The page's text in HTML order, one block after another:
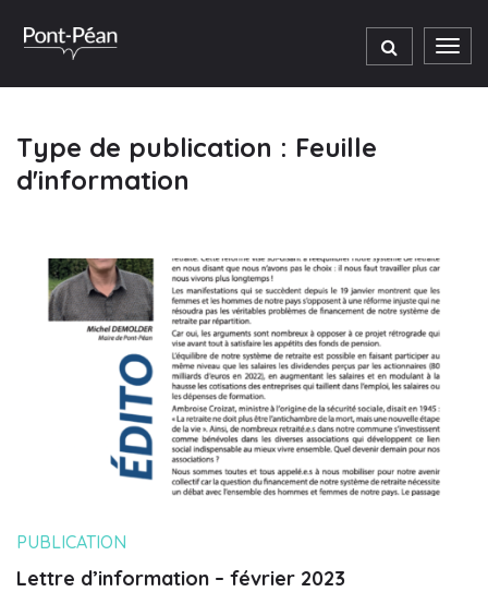
Type de publication : Feuille
d'information
PUBLICATION
Lettre d’information – février 2023